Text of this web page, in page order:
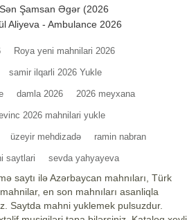
Şamsan Əgər (2026
Aliyeva - Ambulance 2026
Roya yeni mahnilari 2026
samir ilqarli 2026 Yukle
damla 2026 2026 meyxana
2026 mahnilari yukle
üzeyir mehdizadə ramin nabran
saytlari sevda yahyayeva
saytı ilə Azərbaycan mahnıları, Türk
en son mahnıları asanliqla
Saytda mahni yuklemek pulsuzdur.